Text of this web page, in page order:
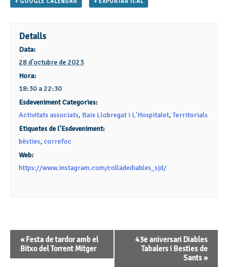
+ GOOGLE CALENDAR + EXPORTAR ICAL
Detalls
Data:
28 d'octubre de 2023
Hora:
18:30 a 22:30
Esdeveniment Categories:
Activitats associats, Baix Llobregat i L'Hospitalet,Territorials
Etiquetes de l'Esdeveniment:
bèsties,correfoc
Web:
https://www.instagram.com/colladediables_sjd/
Navegació
d'Esdeveniment
«Festa de tardor amb el
Bitxo del Torrent Mitger
43è aniversari Diables
Tabalers i Besties de
Sants»